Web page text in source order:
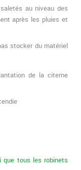
au niveau des
après les pluies et
stocker du matériel
de la citerne
que tous les robinets